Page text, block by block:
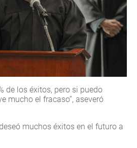
de los éxitos, pero si puedo
mucho el fracaso”, aseveró
muchos éxitos en el futuro a